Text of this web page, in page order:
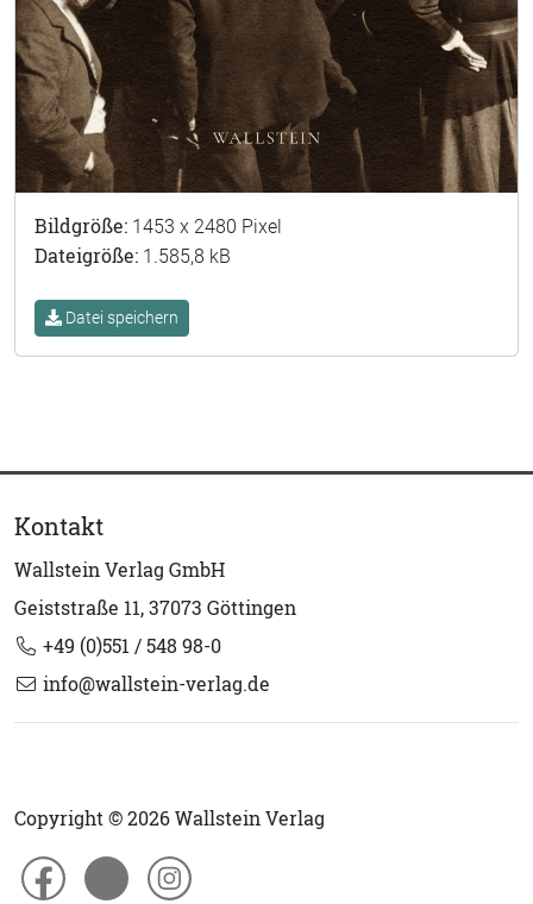
Bildgröße: 1453 x 2480 Pixel
Dateigröße: 1.585,8 kB
Datei speichern
Kontakt
Wallstein Verlag GmbH
Geiststraße 11, 37073 Göttingen
+49 (0)551 / 548 98-0
info@wallstein-verlag.de
Copyright © 2026 Wallstein Verlag